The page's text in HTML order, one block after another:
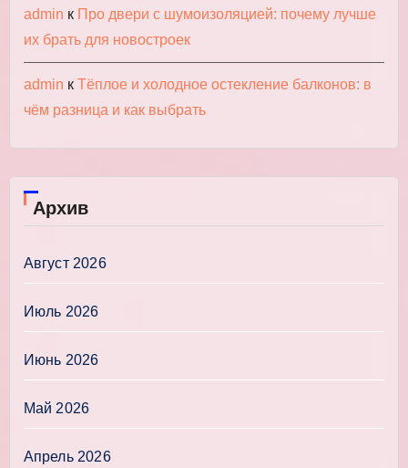
admin к Про двери с шумоизоляцией: почему лучше
их брать для новостроек
admin к Тёплое и холодное остекление балконов: в
чём разница и как выбрать
Архив
Август 2026
Июль 2026
Июнь 2026
Май 2026
Апрель 2026